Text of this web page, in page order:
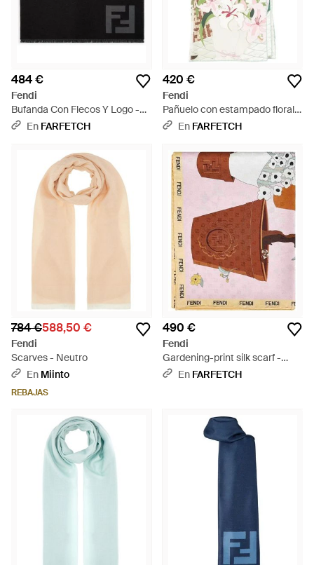
484 €
Fendi
Bufanda Con Flecos Y Logo -
Negro
En FARFETCH
420 €
Fendi
Pañuelo con estampado floral -
Blanco
En FARFETCH
784 €588,50 €
Fendi
Scarves - Neutro
En Miinto
REBAJAS
490 €
Fendi
Gardening-print silk scarf -
Blanco
En FARFETCH